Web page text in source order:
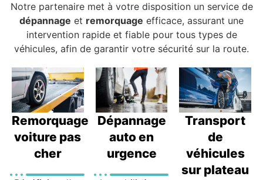
Notre partenaire met à votre disposition un service de
dépannage et remorquage efficace, assurant une
intervention rapide et fiable pour tous types de
véhicules, afin de garantir votre sécurité sur la route.
Remorquage
voiture pas
cher
Dépannage
auto en
urgence
Transport
de
véhicules
sur plateau